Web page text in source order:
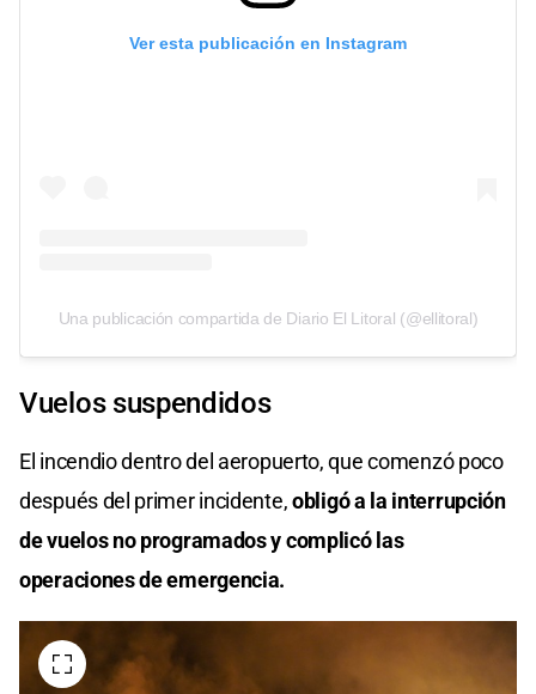
Ver esta publicación en Instagram
Una publicación compartida de Diario El Litoral (@ellitoral)
Vuelos suspendidos
El incendio dentro del aeropuerto, que comenzó poco
después del primer incidente,obligó a la interrupción
de vuelos no programados y complicó las
operaciones de emergencia.